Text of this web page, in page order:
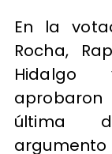
En la
Rocha,
Hidalgo
última